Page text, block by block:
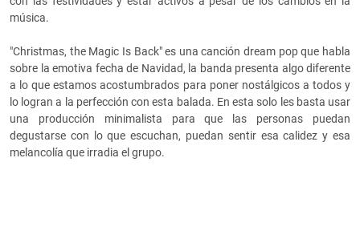
música.
"Christmas, the Magic Is Back" es una canción dream pop que habla
sobre la emotiva fecha de Navidad, la banda presenta algo diferente
a lo que estamos acostumbrados para poner nostálgicos a todos y
lo logran a la perfección con esta balada. En esta solo les basta usar
una producción minimalista para que las personas puedan
degustarse con lo que escuchan, puedan sentir esa calidez y esa
melancolía que irradia el grupo.